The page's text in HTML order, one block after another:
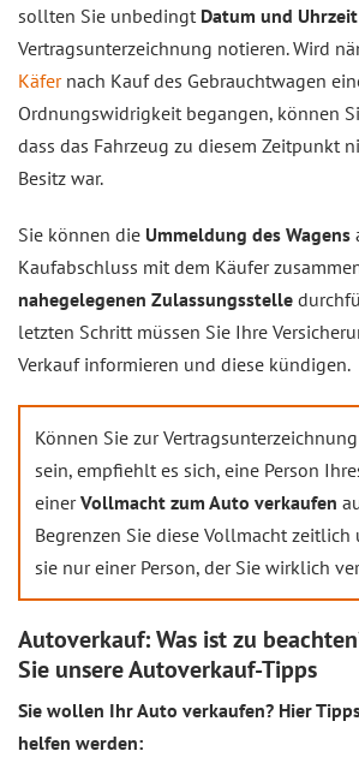
sollten Sie unbedingt Datum und Uhrzeit
Vertragsunterzeichnung notieren. Wird
Käfernach Kauf des Gebrauchtwagen
Ordnungswidrigkeit begangen, können
dass das Fahrzeug zu diesem Zeitpunkt
Besitz war.
Sie können die Ummeldung des Wagens
Kaufabschluss mit dem Käufer
nahegelegenen Zulassungsstelle
letzten Schritt müssen Sie Ihre
Verkauf informieren und diese kündigen.
Können Sie zur
sein, empfiehlt es sich, eine Person
einerVollmacht zum Auto verkaufen
Begrenzen Sie diese Vollmacht
sie nur einer Person, der Sie wirklich
Autoverkauf: Was ist zu
Sie unsere Autoverkauf-Tipps
Sie wollen Ihr Auto verkaufen? Hier
helfen werden: